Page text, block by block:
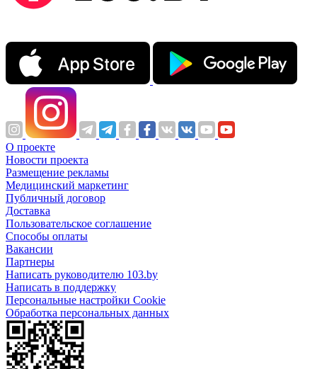
О проекте
Новости проекта
Размещение рекламы
Медицинский маркетинг
Публичный договор
Доставка
Пользовательское соглашение
Способы оплаты
Вакансии
Партнеры
Написать руководителю 103.by
Написать в поддержку
Персональные настройки Cookie
Обработка персональных данных